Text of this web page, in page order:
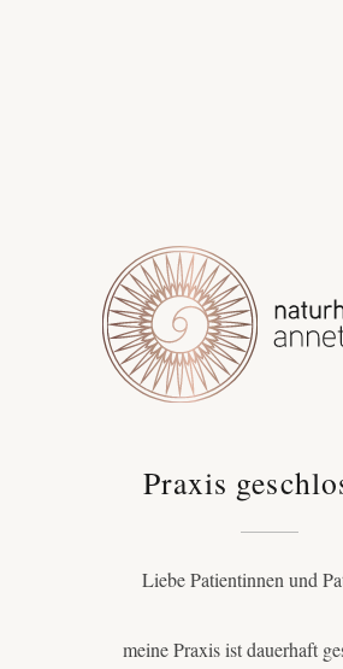
Praxis
Liebe Patientinnen und
meine Praxis ist dauerhaft